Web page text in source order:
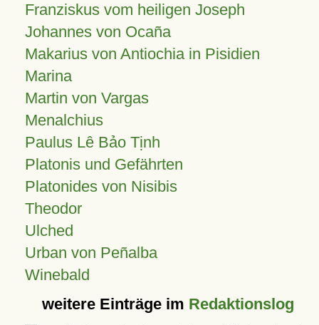
Franziskus vom heiligen Joseph
Johannes von Ocaña
Makarius von Antiochia in Pisidien
Marina
Martin von Vargas
Menalchius
Paulus Lê Bảo Tịnh
Platonis und Gefährten
Platonides von Nisibis
Theodor
Ulched
Urban von Peñalba
Winebald
weitere Einträge im Redaktionslog